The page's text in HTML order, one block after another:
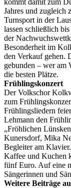
Jahres und zugleich
Turnsport in der
lassen schließlich
der
Besonderheit im
den Verkauf gehen.
gebunden – wer am
die besten Plätze.
Frühlingskonzert
Der Volkschor
zum
Frühlingsliedern
Lehmann den
„Fröhlichen
Kunersdorf, Mika
Begleiter am
Kaffee und Kuchen
fünf Euro. Auf eine
Sängerinnen und
Weitere Beiträge